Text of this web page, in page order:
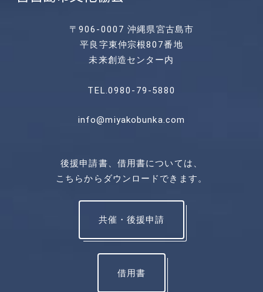
〒906-0007 沖縄県宮古島市
平良字東仲宗根807番地
未来創造センター内
TEL.0980-79-5880
info@miyakobunka.com
後援申請書、借用書については、
こちらからダウンロードできます。
共催・後援申請
借用書